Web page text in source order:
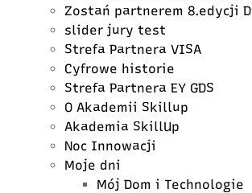
Zostań partnerem 8.edycji
slider jury test
Strefa Partnera VISA
Cyfrowe historie
Strefa Partnera EY GDS
O Akademii Skillup
Akademia SkillUp
Noc Innowacji
Moje dni
Mój Dom i Technologie